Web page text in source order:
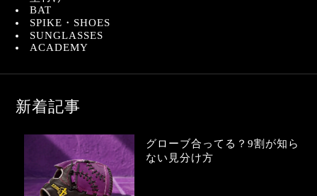
BAT
SPIKE・SHOES
SUNGLASSES
ACADEMY
新着記事
グローブ合ってる？9割が知ら
ない見分け方